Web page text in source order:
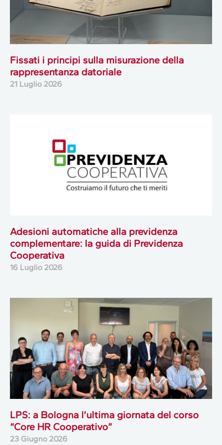
Fissati i principi sulla misurazione della
rappresentanza datoriale
21 Luglio 2026
Adesioni automatiche alla previdenza
complementare: la guida di Previdenza
Cooperativa
16 Luglio 2026
LPS: a Bologna l’ultima giornata del corso
“Core HR Cooperativo”
23 Giugno 2026